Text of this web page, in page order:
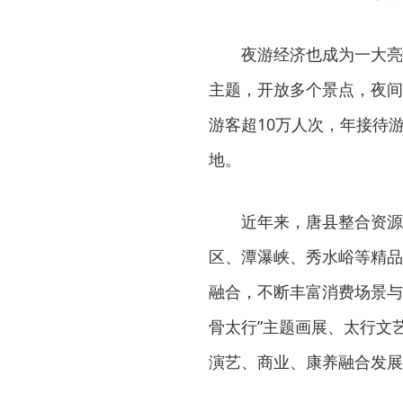
夜游经济也成为一大
主题，开放多个景点，夜
游客超10万人次，年接待
地。
近年来，唐县整合资
区、潭瀑峡、秀水峪等精
融合，不断丰富消费场景
骨太行”主题画展、太行文
演艺、商业、康养融合发